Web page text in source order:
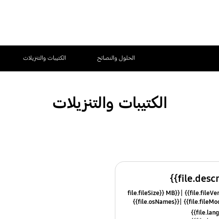
الحلول والنصائح الكتيبات والتنزيلات
الكتيبات والتنزيلات
{{file.fileSize}} MB
{{file.osNames}}